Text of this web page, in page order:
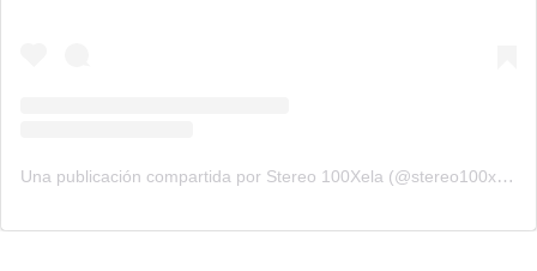
Una publicación compartida por Stereo 100Xela (@stereo100xela)